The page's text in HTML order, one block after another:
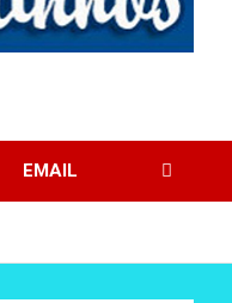
EMAIL